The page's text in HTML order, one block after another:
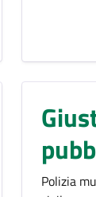
Polizia